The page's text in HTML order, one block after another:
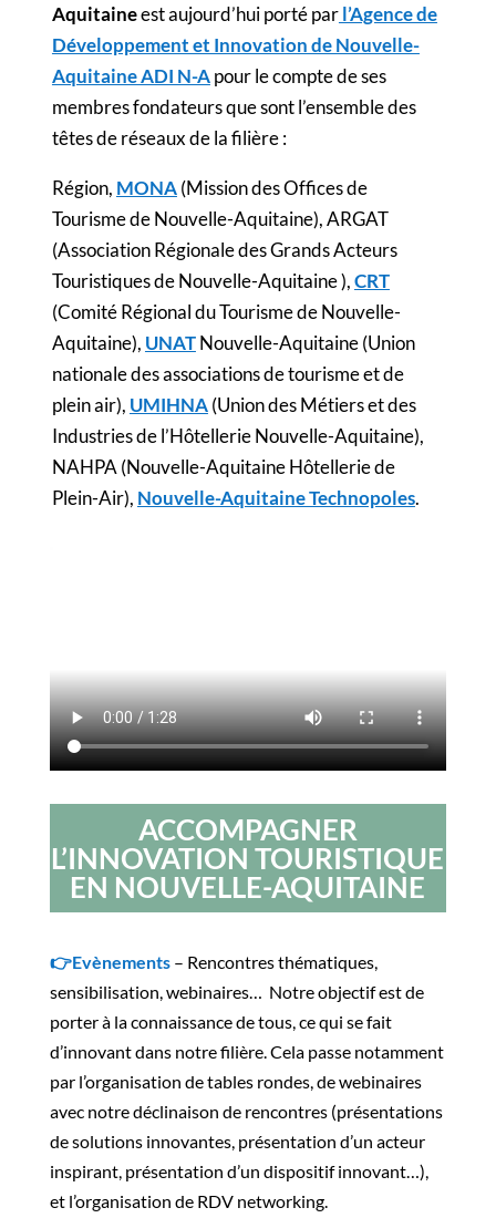
Aquitaineest aujourd’hui porté parl’Agence de
Développement et Innovation de Nouvelle-
Aquitaine ADI N-Apour le compte de ses
membres fondateurs que sont l’ensemble des
têtes de réseaux de la filière :
Région, MONA(Mission des Offices de
Tourisme de Nouvelle-Aquitaine), ARGAT
(Association Régionale des Grands Acteurs
Touristiques de Nouvelle-Aquitaine ),CRT
(Comité Régional du Tourisme de Nouvelle-
Aquitaine), UNATNouvelle-Aquitaine (Union
nationale des associations de tourisme et de
plein air), UMIHNA(Union des Métiers et des
Industries de l’Hôtellerie Nouvelle-Aquitaine),
NAHPA (Nouvelle-Aquitaine Hôtellerie de
Plein-Air), Nouvelle-Aquitaine Technopoles.
ACCOMPAGNER
L’INNOVATION TOURISTIQUE
EN NOUVELLE-AQUITAINE
👉Evènements – Rencontres thématiques,
sensibilisation, webinaires… Notre objectif est de
porterà la connaissance de tous, ce qui se fait
d’innovant dans notre filière. Cela passe notamment
par l’organisation de tables rondes, de webinaires
avec notre déclinaison de rencontres (présentations
de solutions innovantes, présentation d’un acteur
inspirant, présentation d’un dispositif innovant…),
et l’organisation de RDV networking.